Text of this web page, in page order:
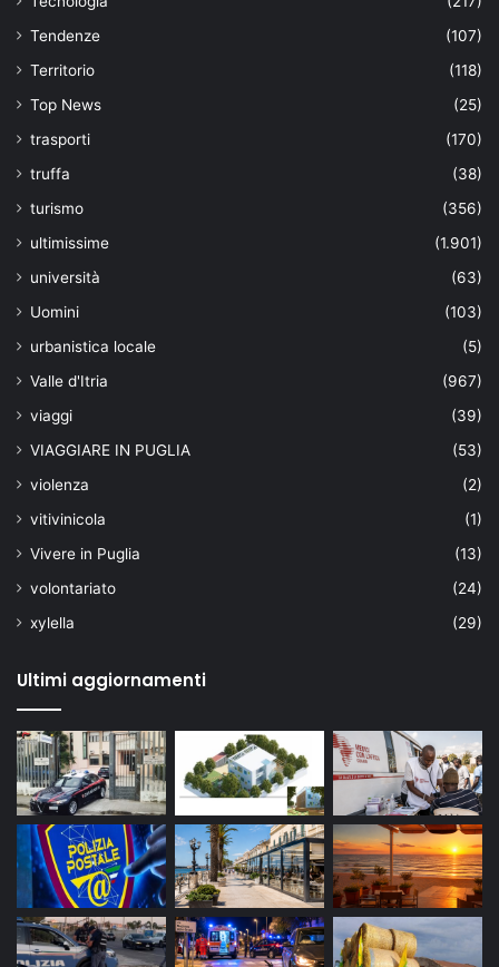
Tendenze
(107)
Territorio
(118)
Top News
(25)
trasporti
(170)
truffa
(38)
turismo
(356)
ultimissime
(1.901)
università
(63)
Uomini
(103)
urbanistica locale
(5)
Valle d'Itria
(967)
viaggi
(39)
VIAGGIARE IN PUGLIA
(53)
violenza
(2)
vitivinicola
(1)
Vivere in Puglia
(13)
volontariato
(24)
xylella
(29)
Ultimi aggiornamenti